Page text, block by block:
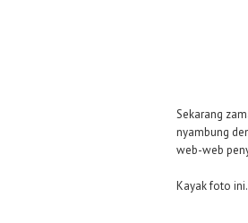
Sekarang
nyambung
web-web
Kayak foto